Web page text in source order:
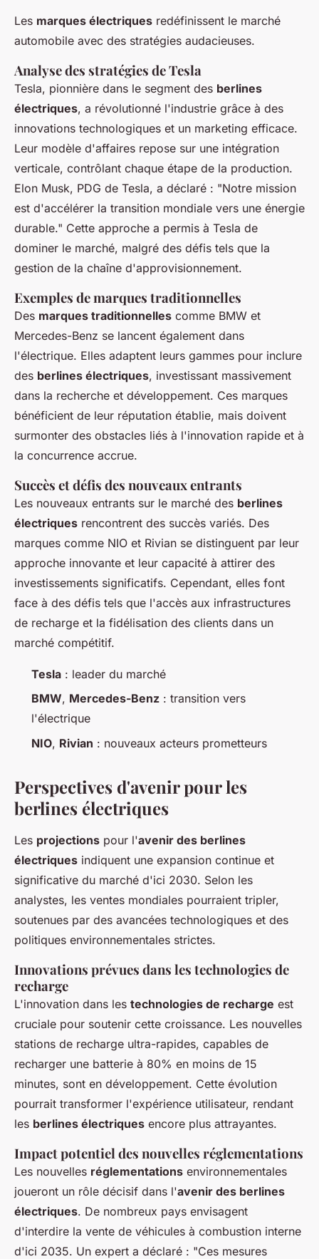
Les marques électriques redéfinissent le marché
automobile avec des stratégies audacieuses.
Analyse des stratégies de Tesla
Tesla, pionnière dans le segment des berlines
électriques, a révolutionné l'industrie grâce à des
innovations technologiques et un marketing efficace.
Leur modèle d'affaires repose sur une intégration
verticale, contrôlant chaque étape de la production.
Elon Musk, PDG de Tesla, a déclaré : "Notre mission
est d'accélérer la transition mondiale vers une énergie
durable." Cette approche a permis à Tesla de
dominer le marché, malgré des défis tels que la
gestion de la chaîne d'approvisionnement.
Exemples de marques traditionnelles
Des marques traditionnelles comme BMW et
Mercedes-Benz se lancent également dans
l'électrique. Elles adaptent leurs gammes pour inclure
des berlines électriques, investissant massivement
dans la recherche et développement. Ces marques
bénéficient de leur réputation établie, mais doivent
surmonter des obstacles liés à l'innovation rapide et à
la concurrence accrue.
Succès et défis des nouveaux entrants
Les nouveaux entrants sur le marché des berlines
électriques rencontrent des succès variés. Des
marques comme NIO et Rivian se distinguent par leur
approche innovante et leur capacité à attirer des
investissements significatifs. Cependant, elles font
face à des défis tels que l'accès aux infrastructures
de recharge et la fidélisation des clients dans un
marché compétitif.
Tesla : leader du marché
BMW, Mercedes-Benz : transition vers
l'électrique
NIO, Rivian : nouveaux acteurs prometteurs
Perspectives d'avenir pour les
berlines électriques
Les projections pour l'avenir des berlines
électriques indiquent une expansion continue et
significative du marché d'ici 2030. Selon les
analystes, les ventes mondiales pourraient tripler,
soutenues par des avancées technologiques et des
politiques environnementales strictes.
Innovations prévues dans les technologies de
recharge
L'innovation dans les technologies de recharge est
cruciale pour soutenir cette croissance. Les nouvelles
stations de recharge ultra-rapides, capables de
recharger une batterie à 80% en moins de 15
minutes, sont en développement. Cette évolution
pourrait transformer l'expérience utilisateur, rendant
les berlines électriques encore plus attrayantes.
Impact potentiel des nouvelles réglementations
Les nouvelles réglementations environnementales
joueront un rôle décisif dans l'avenir des berlines
électriques. De nombreux pays envisagent
d'interdire la vente de véhicules à combustion interne
d'ici 2035. Un expert a déclaré : "Ces mesures